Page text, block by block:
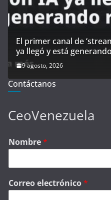
El primer canal de
ya llegó y está
9 agosto, 2026
Contáctanos
CeoVenezuela
Nombre*
Correo electrónico*